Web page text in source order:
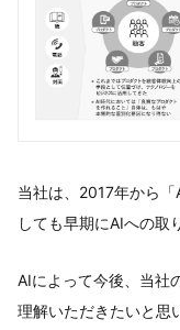
当社は、2017年から
しても早期にAIへの取
AIによって今後、当社
理解いただきたいと思